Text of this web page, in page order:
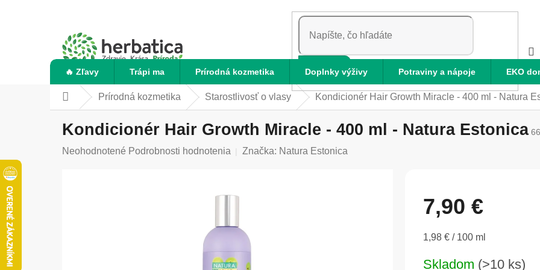
HĽADAŤ
🔥 Zľavy Trápi ma Prírodná kozmetika Doplnky výživy Potraviny a nápoje EKO
DomovPrírodná kozmetika Starostlivosť o vlasy Kondicionér Hair Growth Miracle - 400 ml - Natura
Kondicionér Hair Growth Miracle - 400 ml - Natura Estonica
Priemerné
Neohodnotené Podrobnosti hodnotenia Značka: Natura Estonica
7,90 €
Jednotková
1,98 € / 100 ml
Skladom (>10 ks)